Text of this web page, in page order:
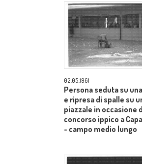
02.05.1961
Persona seduta su
e ripresa di spalle su
piazzale in occasione
concorso ippico a
- campo medio lungo